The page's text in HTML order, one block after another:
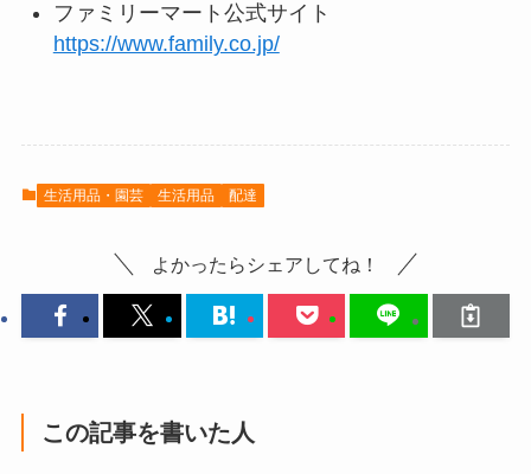
ファミリーマート公式サイト
https://www.family.co.jp/
生活用品・園芸 生活用品 配達
よかったらシェアしてね！
この記事を書いた人